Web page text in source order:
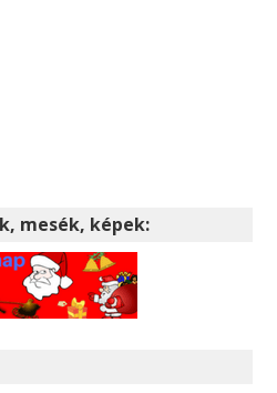
mesék, képek: